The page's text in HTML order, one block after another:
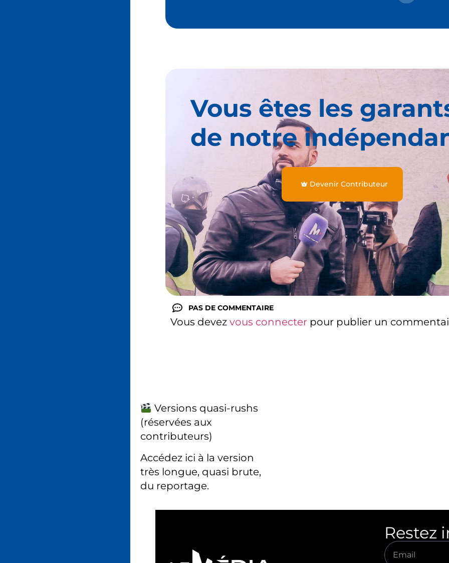
Vous êtes les
de notre
Devenir Contributeur
PAS DE COMMENTAIRE
Vous devez vous connecter pour publier un
Versions quasi-rushs
(réservées aux
contributeurs)
Accédez ici à la version
très longue, quasi brute,
du reportage.
Restez